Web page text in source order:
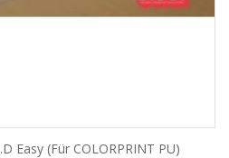
Easy (für COLORPRINT PU)